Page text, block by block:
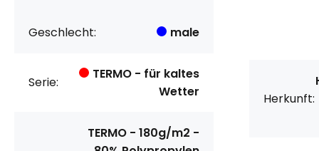
Geschlecht: male
Serie:
TERMO - für kaltes
Wetter
TERMO - 180g/m2 -
Herkunft: